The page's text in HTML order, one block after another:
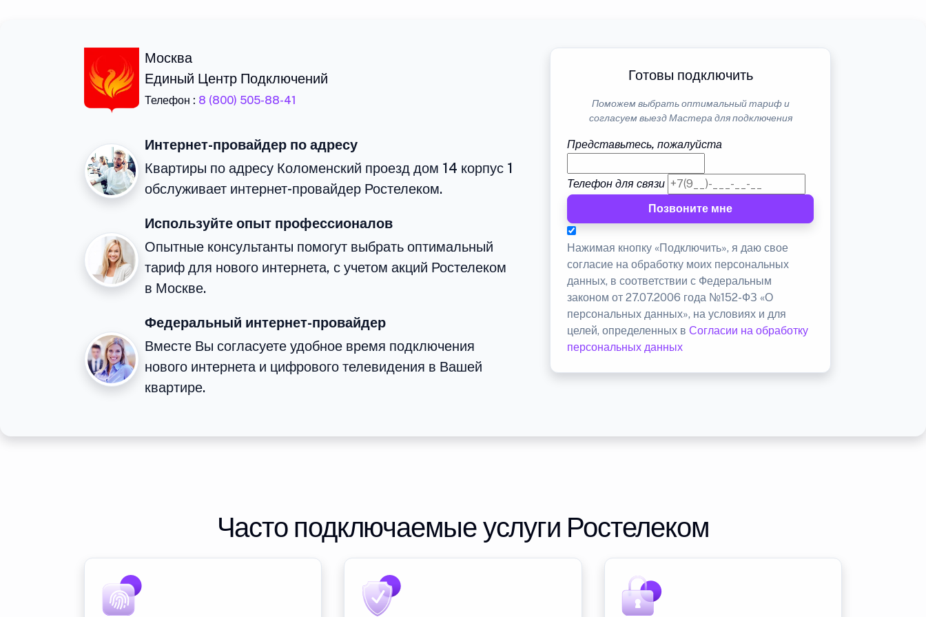
Москва
Единый Центр Подключений
Телефон : 8 (800) 505-88-41
Интернет-провайдер по адресу
Квартиры по адресу Коломенский проезд дом 14 корпус 1
обслуживает интернет-провайдер Ростелеком.
Используйте опыт профессионалов
Опытные консультанты помогут выбрать оптимальный
тариф для нового интернета, с учетом акций Ростелеком
в Москве.
Федеральный интернет-провайдер
Вместе Вы согласуете удобное время подключения
нового интернета и цифрового телевидения в Вашей
квартире.
Готовы подключить
Поможем выбрать оптимальный тариф и
согласуем выезд Мастера для подключения
Представьтесь, пожалуйста
Телефон для связи
Позвоните мне
Нажимая кнопку «Подключить», я даю свое
согласие на обработку моих персональных
данных, в соответствии с Федеральным
законом от 27.07.2006 года №152-ФЗ «О
персональных данных», на условиях и для
целей, определенных вСогласии на обработку
персональных данных
Часто подключаемые услуги Ростелеком